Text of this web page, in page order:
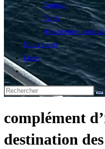
Contact
Tarifs
Abonnement aux
Nous situer
Liens
Toggle
website
search
complément
destination